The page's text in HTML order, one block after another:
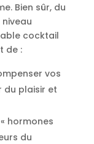
Bien sûr, du
cocktail
de :
vos
du plaisir et
hormones
du